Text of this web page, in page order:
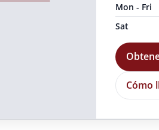
Mon - Fri
Sat
Cómo